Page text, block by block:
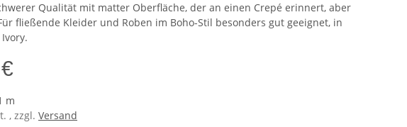
Qualität mit matter Oberfläche, der an einen Crepé erinnert, aber
fließende Kleider und Roben im Boho-Stil besonders gut geeignet, in
m
, zzgl. Versand